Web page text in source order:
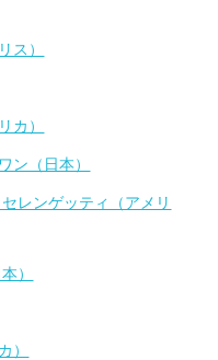
ス）
カ）
ン（日本）
レンゲッティ（アメリ
）
）